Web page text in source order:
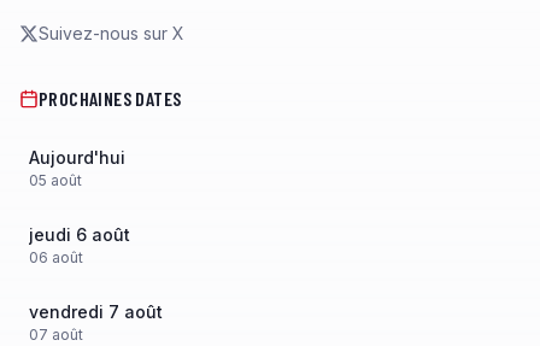
Suivez-nous sur X
PROCHAINES DATES
Aujourd'hui
05 août
jeudi 6 août
06 août
vendredi 7 août
07 août